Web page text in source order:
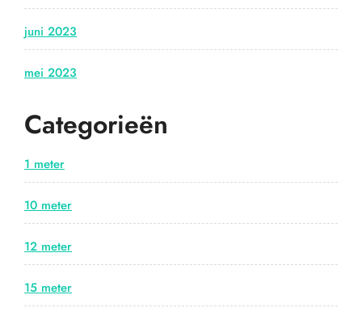
juni 2023
mei 2023
Categorieën
1 meter
10 meter
12 meter
15 meter